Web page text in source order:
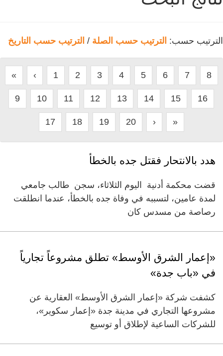
الترتيب حسب: الترتيب حسب الصلة / الترتيب حسب التاريخ
« ‹ 1 2 3 4 5 6 7 8
9 10 11 12 13 14 15 16
17 18 19 20 › »
هدد بالانتحار فقتل جده بالخطأ
قضت محكمة أدنية اليوم الثلاثاء، سجن طالب جامعي
لمدة عامين، لتسببه في وفاة جده بالخطأ، عندما انطلقت
رصاصة من مسدس كان
«إعمار الشرق الأوسط» تطلق مشروعاً تجارياً
في «باب جدة»
كشفت شركة «إعمار الشرق الأوسط» العقارية عن
مشروعها التجاري في مدينة جدة «إعمار سكوير»،
للشركات الساعية لإطلاق أو توسيع